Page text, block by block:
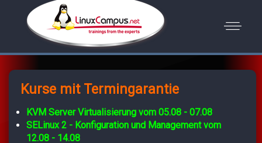
Kurse mit Termingarantie
KVM Server Virtualisierung vom 05.08 - 07.08
SELinux 2 - Konfiguration und Management vom
12.08 - 14.08